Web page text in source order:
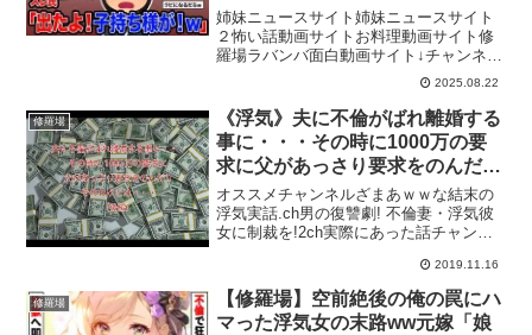
よ！子持ち様が！ｗ」【ゆっくり
解説】
姉妹ニュースサイト姉妹ニュースサイト
２怖い話動画サイトお料理動画サイト修
羅場ラバンバ面白動画サイト↓チャンネル
登録よろしくお願いします↓URL：1話
目 0:00:002話目 0:19:12▼チャンネル
の動画における教育的価値と独自性この
チャ...
2025.08.22
修羅場
《浮気》夫に不倫がばれ離婚する
事に・・・その時に1000万の要
求に父があっさり要求をのんだ!!
そのわけとは・・・（後編）
オススメチャンネルざまあｗｗな結末の
浮気実話.ch男の復讐劇! 不倫妻・浮気彼
女に制裁を!2ch実際にあった話チャンネ
2019.11.16
修羅場
【修羅場】空前絶後の俺の罠にハ
マった浮気女の末路ww元嫁「娘